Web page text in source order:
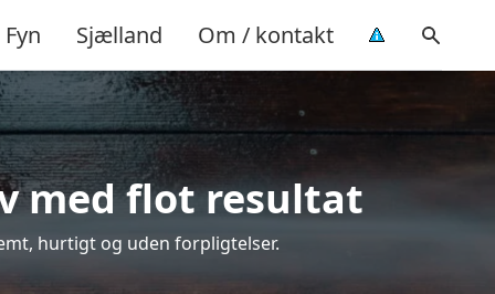
Fyn Sjælland Om / kontakt
med flot resultat
hurtigt og uden forpligtelser.